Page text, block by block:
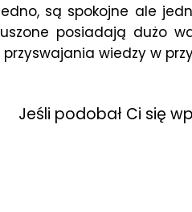
są spokojne ale
posiadają dużo
wiedzy w
Jeśli podobał Ci się